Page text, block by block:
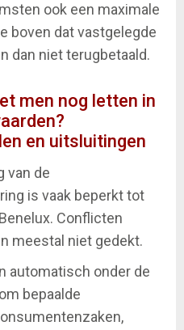
ook een maximale
boven dat vastgelegde
dan niet terugbetaald.
men nog letten in
en uitsluitingen
van de
is vaak beperkt tot
Conflicten
meestal niet gedekt.
automatisch onder de
bepaalde